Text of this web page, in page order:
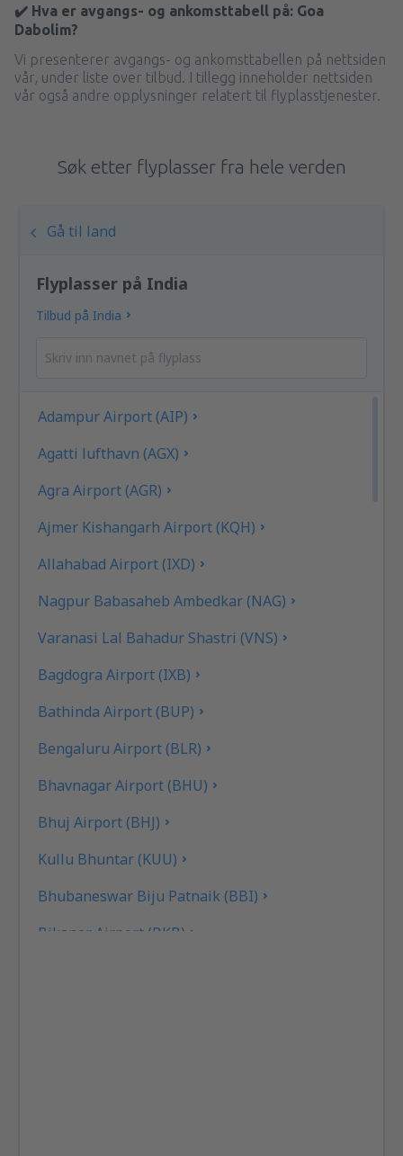
✔️ Hva er avgangs- og ankomsttabell på: Goa
Dabolim?
Vi presenterer avgangs- og ankomsttabellen på nettsiden
vår, under liste over tilbud. I tillegg inneholder nettsiden
vår også andre opplysninger relatert til flyplasstjenester.
Søk etter flyplasser fra hele verden
Gå til land
Flyplasser på India
Tilbud på India
Adampur Airport (AIP)
Agatti lufthavn (AGX)
Agra Airport (AGR)
Ajmer Kishangarh Airport (KQH)
Allahabad Airport (IXD)
Nagpur Babasaheb Ambedkar (NAG)
Varanasi Lal Bahadur Shastri (VNS)
Bagdogra Airport (IXB)
Bathinda Airport (BUP)
Bengaluru Airport (BLR)
Bhavnagar Airport (BHU)
Bhuj Airport (BHJ)
Kullu Bhuntar (KUU)
Bhubaneswar Biju Patnaik (BBI)
Bikaner Airport (BKB)